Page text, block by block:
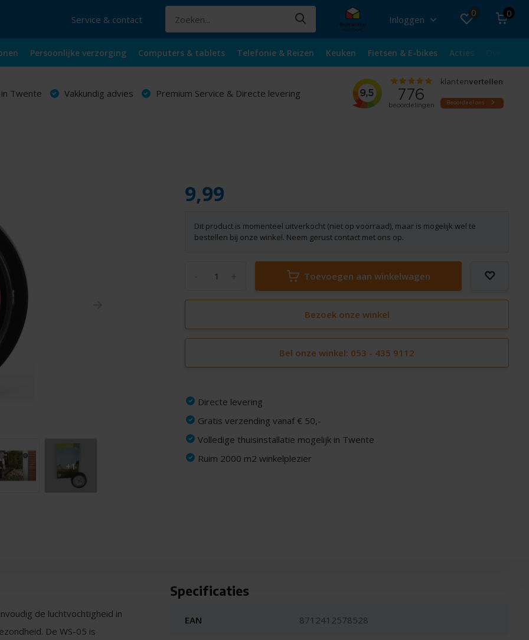
Service & contact Inloggen
0 0
Persoonlijke verzorging Computers & tablets Telefonie & Reizen Keuken Fietsen & E-bikes Acties
Twente Vakkundig advies Premium Service & Directe levering
+1
9,99
Dit product is momenteel uitverkocht (niet op voorraad), maar is mogelijk wel te
bestellen bij onze winkel. Neem gerust contact met ons op.
Toevoegen aan winkelwagen
Bezoek onze winkel
Bel onze winkel: 053 - 435 9112
Directe levering
Gratis verzending vanaf € 50,-
Volledige thuisinstallatie mogelijk in Twente
Ruim 2000 m2 winkelplezier
de luchtvochtigheid in
De WS-05 is
Specificaties
EAN 8712412578528